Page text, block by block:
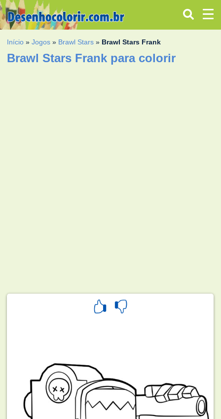
Início »Jogos » Brawl Stars » Brawl Stars Frank
Brawl Stars Frank para colorir